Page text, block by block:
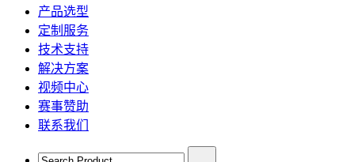
产品选型
定制服务
技术支持
解决方案
视频中心
赛事赞助
联系我们